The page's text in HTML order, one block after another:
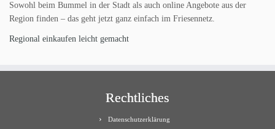
Sowohl beim Bummel in der Stadt als auch online Angebote aus der
Region finden – das geht jetzt ganz einfach im Friesennetz.
Regional einkaufen leicht gemacht
Rechtliches
Datenschutzerklärung